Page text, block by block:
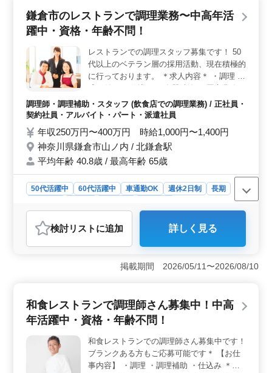
鎌倉市のレストランで調理業務〜中高年活
躍中・資格・年齢不問！
レストランでの調理スタッフ募集です！ 50
代以上のベテラン層の採用活動、現在積極的
に行っております。 ＊求人内容＊ ・調理 ・
・店内清掃 ・調理補助 備考 ・社会保険完備
・勤務時間応相談 ・50代、60代の採用実績
調理師・調理補助・スタッフ (飲食店での調理業務) / 正社員・
契約社員・アルバイト・パート・派遣社員
年収250万円〜400万円 時給1,000円〜1,400円
神奈川県鎌倉市山ノ内 / 北鎌倉駅
平均年齢 40.8歳 / 最高年齢 65歳
50代活躍中 60代活躍中 車通勤OK 週休2日制
長期
調理師・調理補助・スタッフ
おすすめポイント
＜資格・年齢不問＞ この求人は、資格や年齢を問わ
ず、幅広い層の応募を受け付けています。中高年の方々
も歓迎で、経験を生かした働き方が可能です。 ＜良
＜安定した労働条件＞ 正社員からパートまで多岐にわ
たる雇用形態があります。週休2日制で休日もしっかり確
ます。
検討リスト に追加 詳しく見る
掲載期間 2026/05/11〜2026/08/10
和食レストランで調理師さん募集中！中高
年活躍中・資格・年齢不問！
和食レストランでの調理師さん募集中です！
ブランクある方もご応募可能です＊ 【お仕
事内容】 ・調理 ・調理補助 ・仕込み ＊備